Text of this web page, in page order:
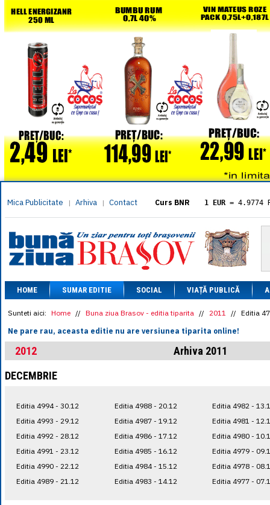
Mica Publicitate | Arhiva | Contact Curs BNR 1 EUR = 4.9774
= 5.8304
1 XAU= 464.4611
1 AED= 1.1933
1 AUD= 2.7957
1 BGN= 2.5449
1 CAD= 3.1559
1 CHF= 5.2813
1 CNY
= 0.6015
1 DKK= 0.6668
1 EGP= 0.0860
1 HUF= 1.2223
1 MXN= 0.2227
1 NOK= 0.4191
1 RSD= 0.0425
1 RUB= 0.0530
1 TRY= 0.1141
HOME SUMAR EDITIE SOCIAL VIAȚĂ PUBLICĂ
Sunteti aici: Home // Buna ziua Brasov - editia tiparita // 2011 // Editia
Ne pare rau, aceasta editie nu are versiunea tiparita online!
2012
Arhiva 2011
DECEMBRIE
Editia 4994 - 30.12
Editia 4993 - 29.12
Editia 4992 - 28.12
Editia 4991 - 23.12
Editia 4990 - 22.12
Editia 4989 - 21.12
Editia 4988 - 20.12
Editia 4987 - 19.12
Editia 4986 - 17.12
Editia 4985 - 16.12
Editia 4984 - 15.12
Editia 4983 - 14.12
Editia 4982 -
Editia 4981 -
Editia 4980 -
Editia 4979 -
Editia 4978 -
Editia 4977 -